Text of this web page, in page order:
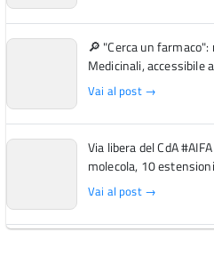
🔎 "Cerca un farmaco":
Medicinali, accessibile
Vai al post →
Via libera del CdA
molecola, 10
Vai al post →